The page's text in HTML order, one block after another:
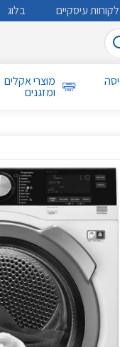
לקוחות עיסקיים בלוג
מוצרי אקלים
ומזגנים